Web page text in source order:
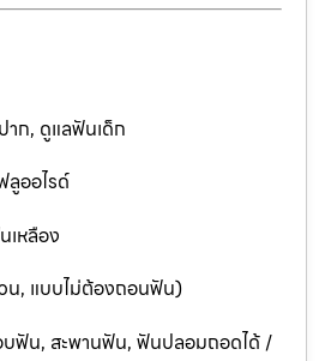
ก, ดูแลฟันเด็ก
ออไรด์
หลือง
น, แบบไม่ต้องถอนฟัน)
บฟัน, สะพานฟัน, ฟันปลอมถอดได้ /